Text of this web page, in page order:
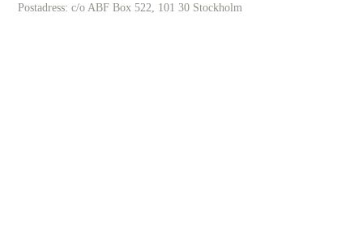
Postadress: c/o ABF Box 522, 101 30 Stockholm